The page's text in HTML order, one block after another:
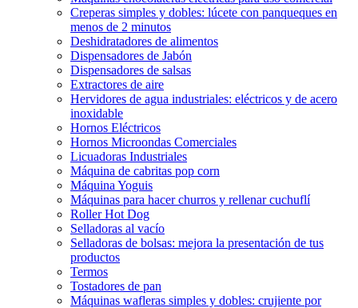
Creperas simples y dobles: lúcete con panqueques en
menos de 2 minutos
Deshidratadores de alimentos
Dispensadores de Jabón
Dispensadores de salsas
Extractores de aire
Hervidores de agua industriales: eléctricos y de acero
inoxidable
Hornos Eléctricos
Hornos Microondas Comerciales
Licuadoras Industriales
Máquina de cabritas pop corn
Máquina Yoguis
Máquinas para hacer churros y rellenar cuchuflí
Roller Hot Dog
Selladoras al vacío
Selladoras de bolsas: mejora la presentación de tus
productos
Termos
Tostadores de pan
Máquinas wafleras simples y dobles: crujiente por